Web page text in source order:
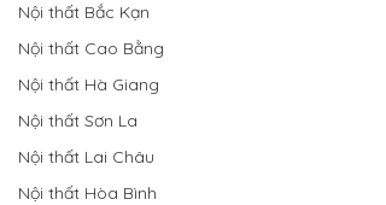
Nội thất Bắc Kạn
Nội thất Cao Bằng
Nội thất Hà Giang
Nội thất Sơn La
Nội thất Lai Châu
Nội thất Hòa Bình